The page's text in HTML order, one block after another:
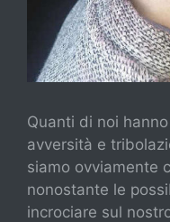
Quanti di noi
avversità e
siamo ovviamente
nonostante le
incrociare sul